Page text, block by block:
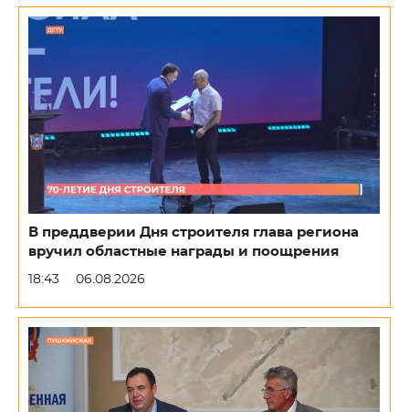
В преддверии Дня строителя глава региона
вручил областные награды и поощрения
18:43 06.08.2026